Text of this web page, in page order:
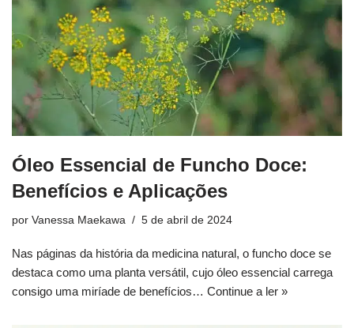
Óleo Essencial de Funcho Doce:
Benefícios e Aplicações
por Vanessa Maekawa 5 de abril de 2024
Nas páginas da história da medicina natural, o funcho doce se
destaca como uma planta versátil, cujo óleo essencial carrega
consigo uma miríade de benefícios… Continue a ler »